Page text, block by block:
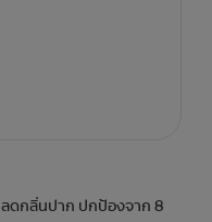
ลดกลิ่นปาก ปกป้องจาก 8